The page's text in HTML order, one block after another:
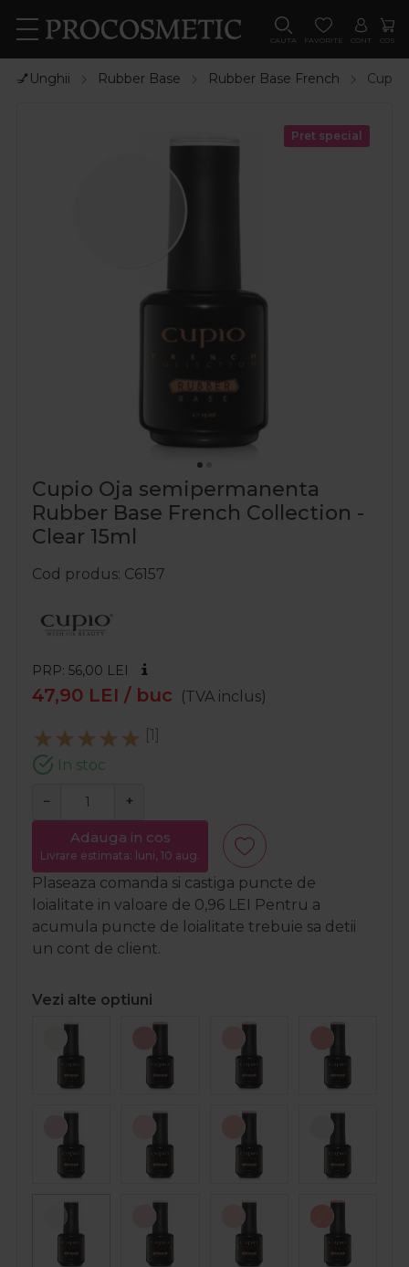
CAUTA FAVORITE CONT COS
💅Unghii Rubber Base Rubber Base French Cupio
Pret special
Cupio Oja semipermanenta
Rubber Base French Collection -
Clear 15ml
Cod produs C6157
PRP: 56,00 LEI
47,90 LEI / buc (TVA inclus)
[1]
In stoc
− +
Adauga in cos
Livrare estimata: luni, 10 aug.
Plaseaza comanda si castiga puncte de
loialitate in valoare de 0,96 LEI Pentru a
acumula puncte de loialitate trebuie sa detii
un cont de client.
Vezi alte optiuni